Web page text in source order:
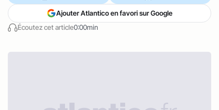
Écoutez cet article0:00min
Ajouter Atlantico en favori sur Google